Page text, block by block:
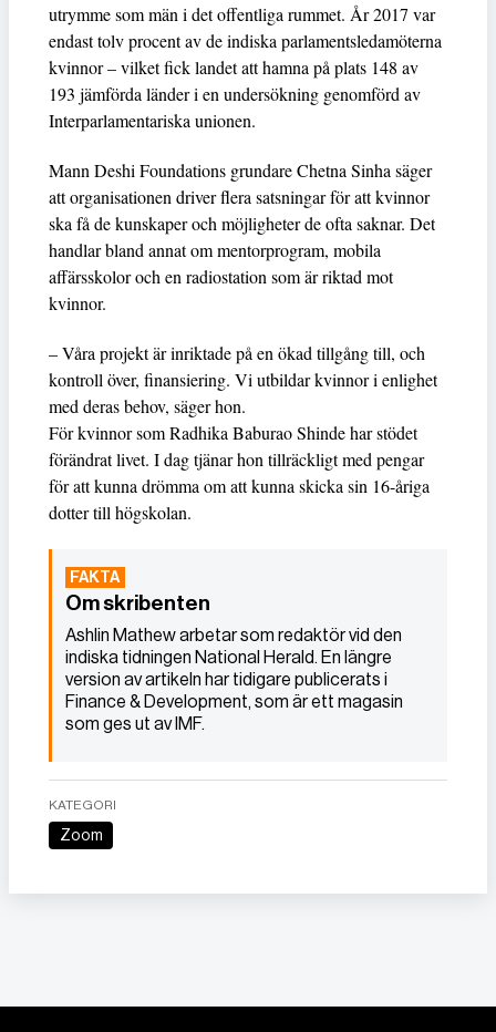
utrymme som män i det offentliga rummet. År 2017 var
endast tolv procent av de indiska parlamentsledamöterna
kvinnor – vilket fick landet att hamna på plats 148 av
193 jämförda länder i en undersökning genomförd av
Interparlamentariska unionen.
Mann Deshi Foundations grundare Chetna Sinha säger
att organisationen driver flera satsningar för att kvinnor
ska få de kunskaper och möjligheter de ofta saknar. Det
handlar bland annat om mentorprogram, mobila
affärsskolor och en radiostation som är riktad mot
kvinnor.
– Våra projekt är inriktade på en ökad tillgång till, och
kontroll över, finansiering. Vi utbildar kvinnor i enlighet
med deras behov, säger hon.
För kvinnor som Radhika Baburao Shinde har stödet
förändrat livet. I dag tjänar hon tillräckligt med pengar
för att kunna drömma om att kunna skicka sin 16-åriga
dotter till högskolan.
Om skribenten
Ashlin Mathew arbetar som redaktör vid den
indiska tidningen National Herald. En längre
version av artikeln har tidigare publicerats i
Finance & Development, som är ett magasin
som ges ut av IMF.
KATEGORI
Zoom